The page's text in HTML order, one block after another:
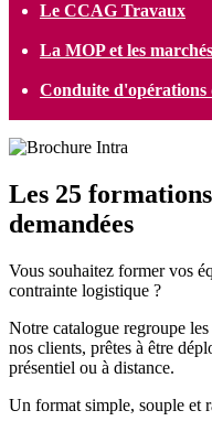
Le CCAG Travaux
La MOP et les
Conduite d'opérations
Les 25
demandées
Vous souhaitez former vos
contrainte logistique ?
Notre catalogue regroupe
nos clients, prêtes à être
présentiel ou à distance.
Un format simple, souple et